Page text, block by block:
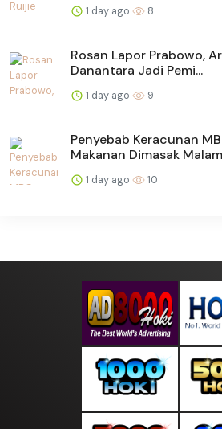
1 day ago 8
Rosan Lapor Prabowo,
Danantara Jadi Pemi...
1 day ago 9
Penyebab Keracunan
Makanan Dimasak
1 day ago 10